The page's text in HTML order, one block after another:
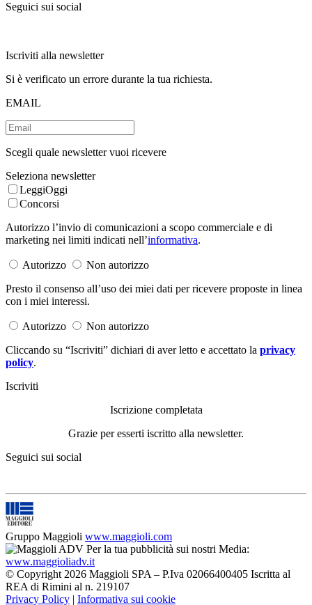
Seguici sui social
Iscriviti alla newsletter
Si è verificato un errore durante la tua richiesta.
EMAIL
Scegli quale newsletter vuoi ricevere
Seleziona newsletter
LeggiOggi
Concorsi
Autorizzo l’invio di comunicazioni a scopo commerciale e di
marketing nei limiti indicati nell’informativa.
Autorizzo
Non autorizzo
Presto il consenso all’uso dei miei dati per ricevere proposte in linea
con i miei interessi.
Autorizzo
Non autorizzo
Cliccando su “Iscriviti” dichiari di aver letto e accettato la privacy
policy.
Iscriviti
Iscrizione completata
Grazie per esserti iscritto alla newsletter.
Seguici sui social
Gruppo Maggioli www.maggioli.com
Per la tua pubblicità sui nostri Media:
www.maggioliadv.it
© Copyright 2026 Maggioli SPA – P.Iva 02066400405 Iscritta al
REA di Rimini al n. 219107
Privacy Policy | Informativa sui cookie